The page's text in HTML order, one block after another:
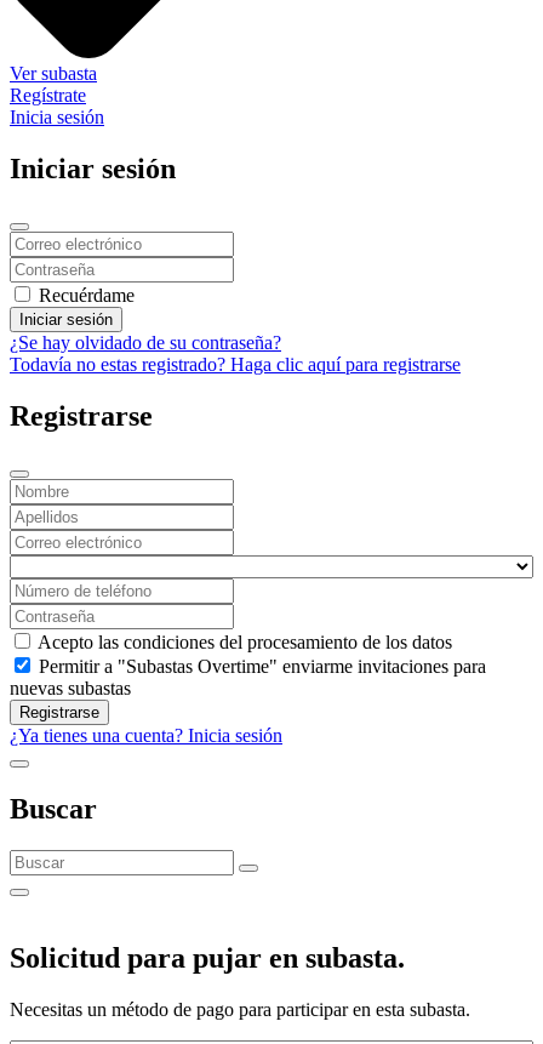
Ver subasta
Regístrate
Inicia sesión
Iniciar sesión
Recuérdame
Iniciar sesión
¿Se hay olvidado de su contraseña?
Todavía no estas registrado? Haga clic aquí para registrarse
Registrarse
Acepto las condiciones del procesamiento de los datos
Permitir a "Subastas Overtime" enviarme invitaciones para
nuevas subastas
Registrarse
¿Ya tienes una cuenta? Inicia sesión
Buscar
Solicitud para pujar en subasta.
Necesitas un método de pago para participar en esta subasta.